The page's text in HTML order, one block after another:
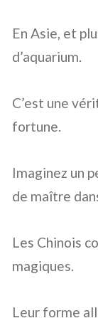
En Asie, et
d’aquarium.
C’est une
fortune.
Imaginez un
de maître
Les Chinois
magiques.
Leur forme